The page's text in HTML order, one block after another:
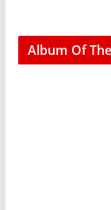
Album Of